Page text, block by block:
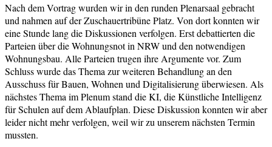
Nach dem Vortrag wurden wir in den runden Plenarsaal gebracht
und nahmen auf der Zuschauertribüne Platz. Von dort konnten wir
eine Stunde lang die Diskussionen verfolgen. Erst debattierten die
Parteien über die Wohnungsnot in NRW und den notwendigen
Wohnungsbau. Alle Parteien trugen ihre Argumente vor. Zum
Schluss wurde das Thema zur weiteren Behandlung an den
Ausschuss für Bauen, Wohnen und Digitalisierung überwiesen. Als
nächstes Thema im Plenum stand die KI, die Künstliche Intelligenz
für Schulen auf dem Ablaufplan. Diese Diskussion konnten wir aber
leider nicht mehr verfolgen, weil wir zu unserem nächsten Termin
mussten.